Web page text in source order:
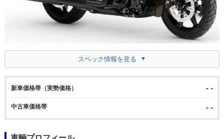
スペック情報を見る
新車価格帯（実勢価格） - -
中古車価格帯 - -